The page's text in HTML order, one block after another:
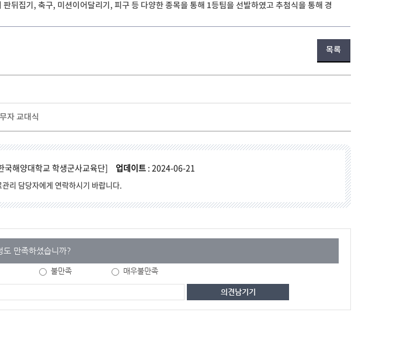
뒤집기, 축구, 미션이어달리기, 피구 등 다양한 종목을 통해 1등팀을 선발하였고 추첨식을 통해 경
목록
자 교대식
해양대학교 학생군사교육단] 업데이트 : 2024-06-21
리 담당자에게 연락하시기 바랍니다.
도 만족하셨습니까?
불만족 매우불만족